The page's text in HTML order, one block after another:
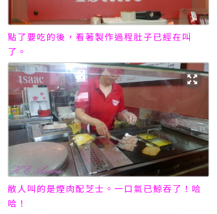
點了要吃的後，看著製作過程肚子已經在叫
了。
敝人叫的是煙肉配芝士。一口氣已鯨吞了！哈
哈！